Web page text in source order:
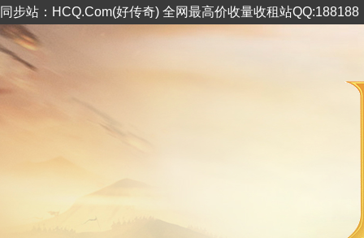
同步站：HCQ.Com(好传奇) 全网最高价收量收租站